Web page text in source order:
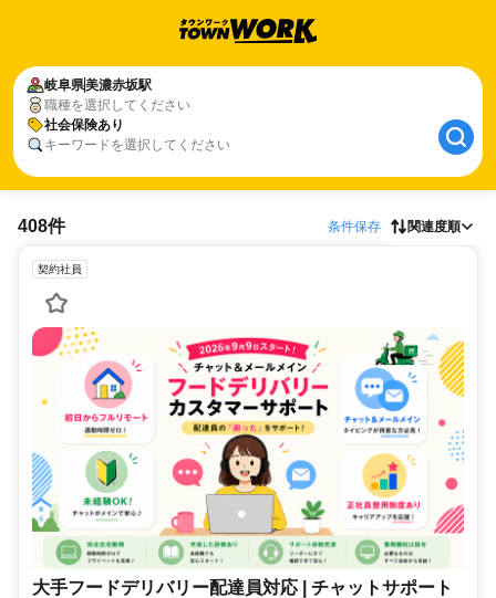
岐阜県美濃赤坂駅
職種を選択してください
社会保険あり
キーワードを選択してください
408件 条件保存 関連度順
契約社員
大手フードデリバリー配達員対応 | チャットサポート